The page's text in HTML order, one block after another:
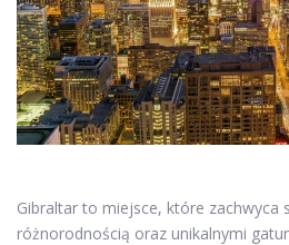
Gibraltar to miejsce, które zachwyca
różnorodnością oraz unikalnymi